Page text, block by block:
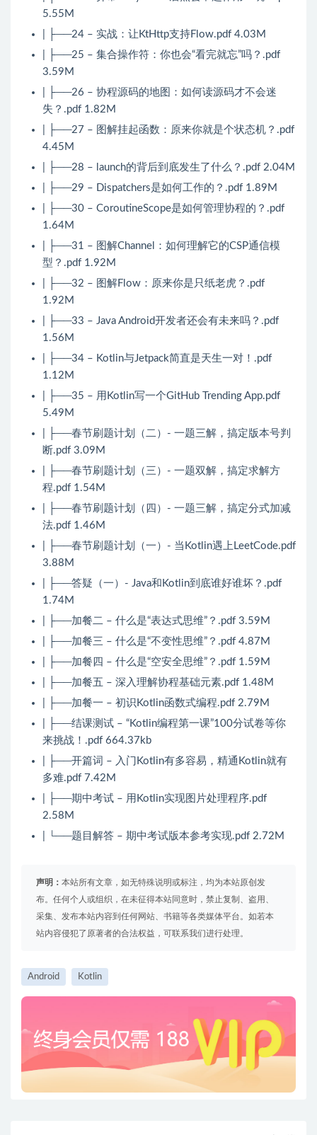
5.55M
| ├──24 – 实战：让KtHttp支持Flow.pdf 4.03M
| ├──25 – 集合操作符：你也会“看完就忘”吗？.pdf
3.59M
| ├──26 – 协程源码的地图：如何读源码才不会迷
失？.pdf 1.82M
| ├──27 – 图解挂起函数：原来你就是个状态机？.pdf
4.45M
| ├──28 – launch的背后到底发生了什么？.pdf 2.04M
| ├──29 – Dispatchers是如何工作的？.pdf 1.89M
| ├──30 – CoroutineScope是如何管理协程的？.pdf
1.64M
| ├──31 – 图解Channel：如何理解它的CSP通信模
型？.pdf 1.92M
| ├──32 – 图解Flow：原来你是只纸老虎？.pdf
1.92M
| ├──33 – Java Android开发者还会有未来吗？.pdf
1.56M
| ├──34 – Kotlin与Jetpack简直是天生一对！.pdf
1.12M
| ├──35 – 用Kotlin写一个GitHub Trending App.pdf
5.49M
| ├──春节刷题计划（二）- 一题三解，搞定版本号判
断.pdf 3.09M
| ├──春节刷题计划（三）- 一题双解，搞定求解方
程.pdf 1.54M
| ├──春节刷题计划（四）- 一题三解，搞定分式加减
法.pdf 1.46M
| ├──春节刷题计划（一）- 当Kotlin遇上LeetCode.pdf
3.88M
| ├──答疑（一）- Java和Kotlin到底谁好谁坏？.pdf
1.74M
| ├──加餐二 – 什么是“表达式思维”？.pdf 3.59M
| ├──加餐三 – 什么是“不变性思维”？.pdf 4.87M
| ├──加餐四 – 什么是“空安全思维”？.pdf 1.59M
| ├──加餐五 – 深入理解协程基础元素.pdf 1.48M
| ├──加餐一 – 初识Kotlin函数式编程.pdf 2.79M
| ├──结课测试 – “Kotlin编程第一课”100分试卷等你
来挑战！.pdf 664.37kb
| ├──开篇词 – 入门Kotlin有多容易，精通Kotlin就有
多难.pdf 7.42M
| ├──期中考试 – 用Kotlin实现图片处理程序.pdf
2.58M
| └──题目解答 – 期中考试版本参考实现.pdf 2.72M
声明： 本站所有文章，如无特殊说明或标注，均为本站原创发
布。任何个人或组织，在未征得本站同意时，禁止复制、盗用、
采集、发布本站内容到任何网站、书籍等各类媒体平台。如若本
站内容侵犯了原著者的合法权益，可联系我们进行处理。
Android Kotlin